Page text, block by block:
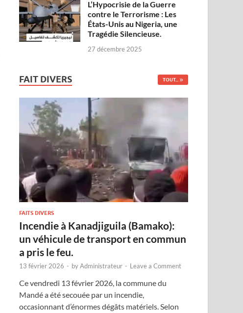
L’Hypocrisie de la Guerre
contre le Terrorisme : Les
États-Unis au Nigeria, une
Tragédie Silencieuse.
27 décembre 2025
FAIT DIVERS TOUT...
FAITS DIVERS
Incendie à Kanadjiguila (Bamako):
un véhicule de transport en commun
a pris le feu.
13 février 2026 - byAdministrateur - Leave a Comment
Ce vendredi 13 février 2026, la commune du
Mandé a été secouée par un incendie,
occasionnant d’énormes dégâts matériels. Selon